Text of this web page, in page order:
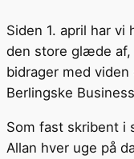
Siden 1. april har vi
den store glæde af,
bidrager med
Berlingske
Som fast skribent i
Allan hver uge på